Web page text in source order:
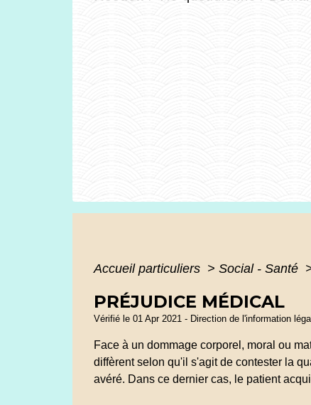
Accueil particuliers > Social - Santé
PRÉJUDICE MÉDICAL
Vérifié le 01 Apr 2021 - Direction de l'information
Face à un dommage corporel, moral ou
diffèrent selon qu'il s'agit de contester la
avéré. Dans ce dernier cas, le patient